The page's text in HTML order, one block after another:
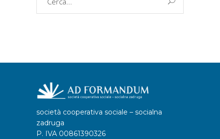
per:
società cooperativa sociale – socialna
zadruga
P. IVA 00861390326